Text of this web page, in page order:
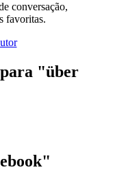
conversação,
favoritas.
"über